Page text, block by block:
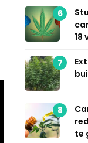
6
18
7
8
te